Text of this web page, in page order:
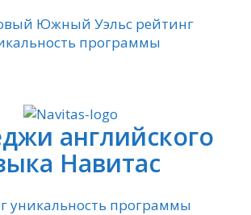
Южный Уэльс рейтинг
программы
английского
Навитас
уникальность программы